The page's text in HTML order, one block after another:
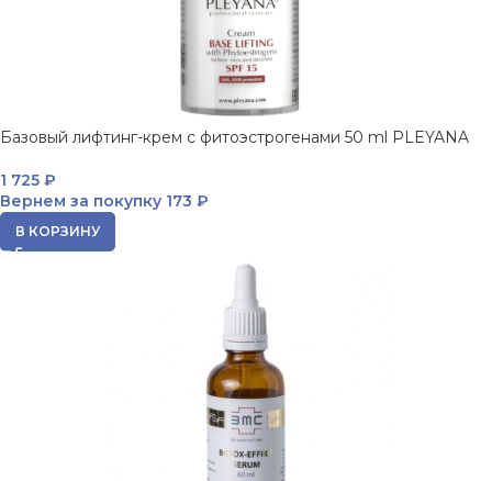
Базовый лифтинг-крем с фитоэстрогенами 50 ml PLEYANA
1 725 ₽
Вернем за покупку 173 ₽
В КОРЗИНУ